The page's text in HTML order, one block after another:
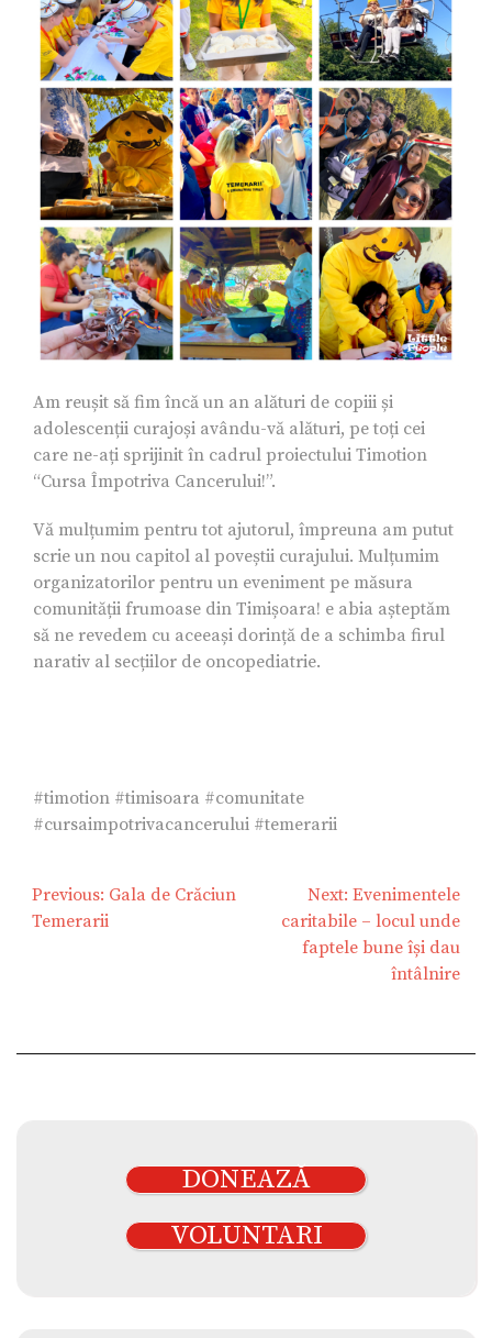
Am reușit să fim încă un an alături de copiii și
adolescenții curajoși avându-vă alături, pe toți cei
care ne-ați sprijinit în cadrul proiectului Timotion
“Cursa Împotriva Cancerului!”.
Vă mulțumim pentru tot ajutorul, împreuna am putut
scrie un nou capitol al poveștii curajului. Mulțumim
organizatorilor pentru un eveniment pe măsura
comunității frumoase din Timișoara! e abia așteptăm
să ne revedem cu aceeași dorință de a schimba firul
narativ al secțiilor de oncopediatrie.
#timotion #timisoara #comunitate
#cursaimpotrivacancerului #temerarii
Navigare
în
Previous: Gala de Crăciun
Temerarii
Next: Evenimentele
caritabile – locul unde
faptele bune își dau
întâlnire
DONEAZĂ
VOLUNTARI